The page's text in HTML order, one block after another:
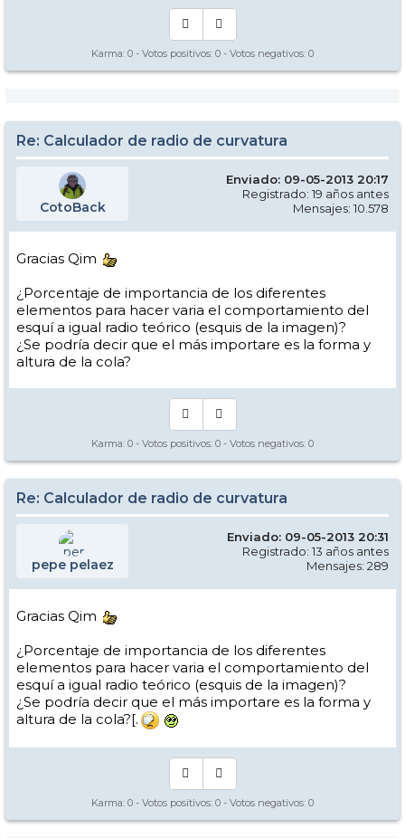
Karma: 0 - Votos positivos: 0 - Votos negativos: 0
Re: Calculador de radio de curvatura
CotoBack
Enviado: 09-05-2013 20:17
Registrado: 19 años antes
Mensajes: 10.578
Gracias Qim
¿Porcentaje de importancia de los diferentes
elementos para hacer varia el comportamiento del
esquí a igual radio teórico (esquis de la imagen)?
¿Se podría decir que el más importare es la forma y
altura de la cola?
Karma: 0 - Votos positivos: 0 - Votos negativos: 0
Re: Calculador de radio de curvatura
pepe pelaez
Enviado: 09-05-2013 20:31
Registrado: 13 años antes
Mensajes: 289
Gracias Qim
¿Porcentaje de importancia de los diferentes
elementos para hacer varia el comportamiento del
esquí a igual radio teórico (esquis de la imagen)?
¿Se podría decir que el más importare es la forma y
altura de la cola?[.
Karma: 0 - Votos positivos: 0 - Votos negativos: 0